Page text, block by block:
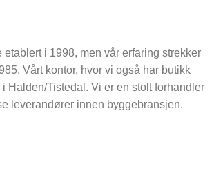
etablert i 1998, men vår erfaring strekker
Vårt kontor, hvor vi også har butikk
Halden/Tistedal. Vi er en stolt forhandler
leverandører innen byggebransjen.